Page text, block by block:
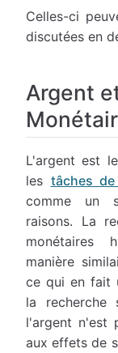
Celles-ci
discutées en
Argent
L'argent est
les tâches
comme un
raisons. La
monétaires
manière
ce qui en fait
la
l'argent n'est
aux effets de